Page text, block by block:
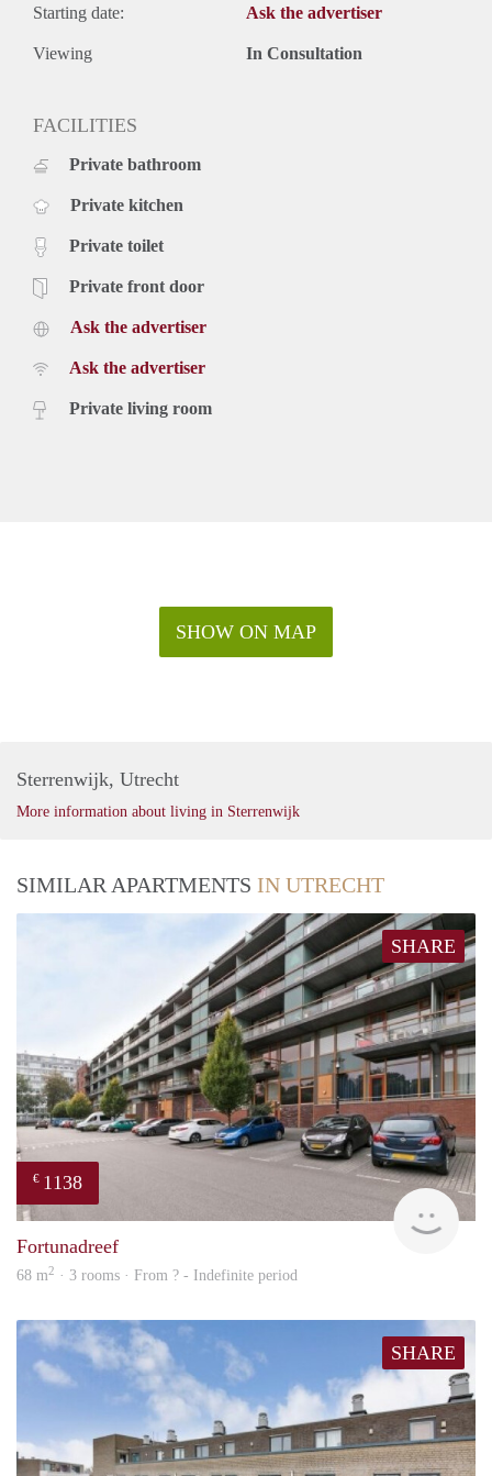
€ 1.195,- per maand exclusief nutsvoorzieningen, kabel tv,
service kosten internet en belastingen. Inclusief stoffering
maanden. Bij een korte periode kan er sprake zijn van een
Voor meer informatie kunt u contact met ons opnemen of
uzelf inschrijven op onze website.
Starting date: Ask the advertiser
Viewing In Consultation
FACILITIES
Private bathroom
Private kitchen
Private toilet
Private front door
Ask the advertiser
Ask the advertiser
Private living room
SHOW ON MAP
Sterrenwijk, Utrecht
More information about living in Sterrenwijk
SIMILAR APARTMENTS IN UTRECHT
SHARE
€ 1138
Fortunadreef
68 m2 · 3 rooms · From ? - Indefinite period
SHARE